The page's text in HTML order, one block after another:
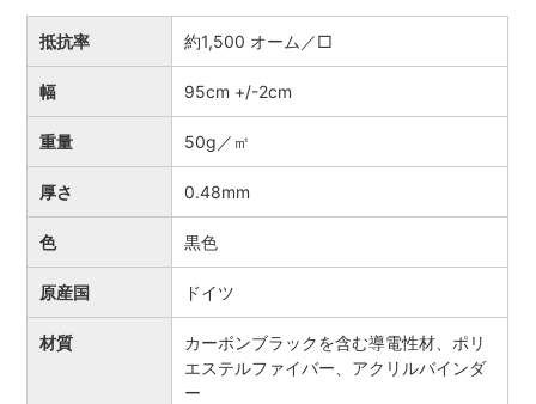
抵抗率 約1,500 オーム／□
幅 95cm +/-2cm
重量 50g／㎡
厚さ 0.48mm
色 黒色
原産国 ドイツ
材質
カーボンブラックを含む導電性材、ポリ
エステルファイバー、アクリルバインダ
ー